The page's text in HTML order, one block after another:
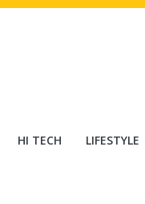
HI TECH LIFESTYLE